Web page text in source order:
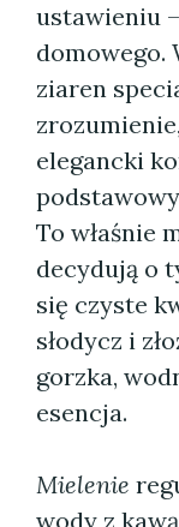
ustawieniu
domowego.
ziaren
elegancki
To właśnie
decydują o
się czyste
słodycz i
gorzka,
esencja.
Mielenie
wody z